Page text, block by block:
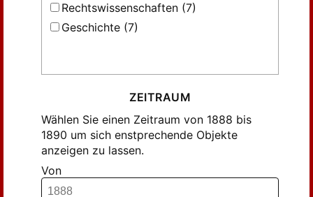
Rechtswissenschaften (7)
Geschichte (7)
ZEITRAUM
Wählen Sie einen Zeitraum von 1888 bis
1890 um sich enstprechende Objekte
anzeigen zu lassen.
Von